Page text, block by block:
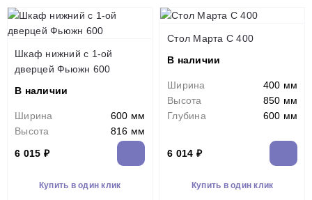
Шкаф нижний с 1-ой
дверцей Фьюжн 600
В наличии
Ширина
600 мм
Высота
816 мм
6 015 ₽
Купить в один клик
Стол Марта С 400
В наличии
Ширина
400 мм
Высота
850 мм
Глубина
600 мм
6 014 ₽
Купить в один клик